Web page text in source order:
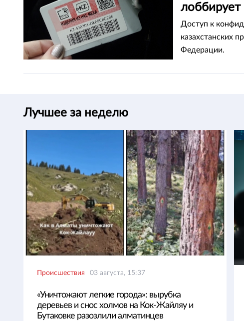
лоббирует
Доступ к
казахстанских
Федерации.
Лучшее за неделю
Происшествия 03 августа, 15:37
«Уничтожают легкие города»: вырубка
деревьев и снос холмов на Кок-Жайляу и
Бутаковке разозлили алматинцев